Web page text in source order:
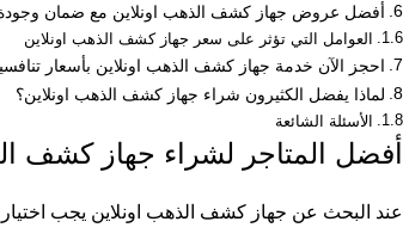
أفضل عروض جهاز كشف الذهب اونلاين مع ضمان وجودة
العوامل التي تؤثر على سعر جهاز كشف الذهب اونلاين
احجز الآن خدمة جهاز كشف الذهب اونلاين بأسعار
لماذا يفضل الكثيرون شراء جهاز كشف الذهب اونلاين؟
الأسئلة الشائعة
أفضل المتاجر لشراء جهاز كشف
عند البحث عن جهاز كشف الذهب اونلاين يجب اختيار